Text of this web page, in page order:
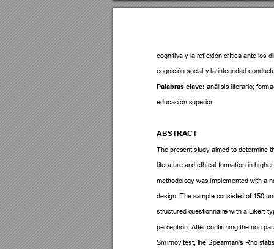
cognitiva y la reflexión crítica ante los
cognición social y la integridad conduct
Palabras clave: análisis literario; forma
educación superior.
ABSTRACT
The present study aimed to determine
literature and ethical formation in hig
methodology was implemented with a
design. The sample consisted of 150
structured questionnaire with a Likert-
perception. After confirming the non-
Smirnov test, the Spearman's Rho st